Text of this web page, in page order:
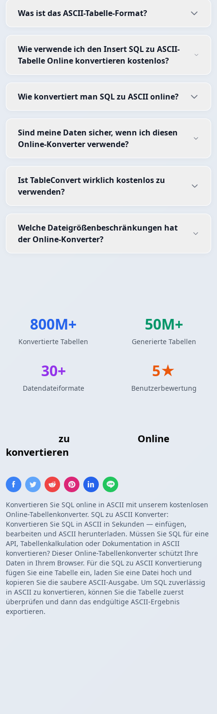
zu
Online
konvertieren
Konvertieren Sie SQL online in ASCII mit unserem kostenlosen
Online-Tabellenkonverter. SQL zu ASCII Konverter:
Konvertieren Sie SQL in ASCII in Sekunden — einfügen,
bearbeiten und ASCII herunterladen. Müssen Sie SQL für eine
API, Tabellenkalkulation oder Dokumentation in ASCII
konvertieren? Dieser Online-Tabellenkonverter schützt Ihre
Daten in Ihrem Browser. Für die SQL zu ASCII Konvertierung
fügen Sie eine Tabelle ein, laden Sie eine Datei hoch und
kopieren Sie die saubere ASCII-Ausgabe. Um SQL zuverlässig
in ASCII zu konvertieren, können Sie die Tabelle zuerst
überprüfen und dann das endgültige ASCII-Ergebnis
exportieren.
Was ist das ASCII-Tabelle-Format?
Wie verwende ich den Insert SQL zu ASCII-
Tabelle Online konvertieren kostenlos?
Wie konvertiert man SQL zu ASCII online?
Sind meine Daten sicher, wenn ich diesen
Online-Konverter verwende?
Ist TableConvert wirklich kostenlos zu
verwenden?
Welche Dateigrößenbeschränkungen hat
der Online-Konverter?
800M+
Konvertierte Tabellen
50M+
Generierte Tabellen
30+
Datendateiformate
5★
Benutzerbewertung